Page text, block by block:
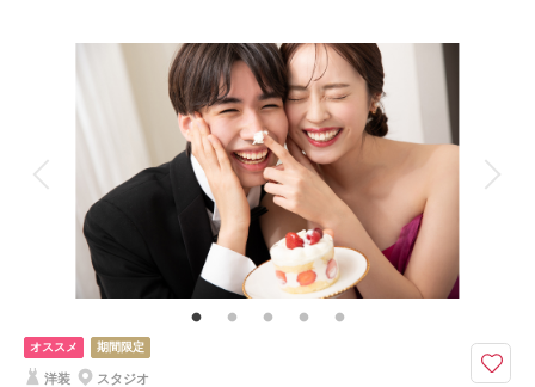
豊富なドレス
人気スポットでの撮影 データ即日受け取り
豊富なカラードレス
豊富な色打掛・着物
事前来店なしで撮影
ソロウエディング
オススメ 期間限定
洋装 スタジオ